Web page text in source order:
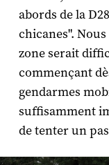
abords de la
chicanes".
zone serait
commençant
gendarmes
suffisamment
de tenter un